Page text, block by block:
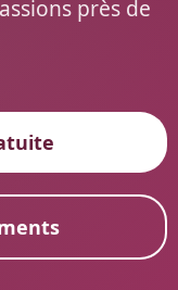
près de